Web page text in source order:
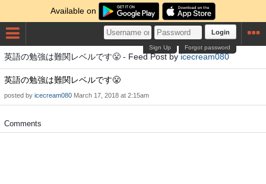
Available on
Login
Forgot password
Sign Up
英語の勉強は難関レベルです😤 - Feed Post byicecream080
英語の勉強は難関レベルです😤
posted by icecream080 March 17, 2018 at 2:15am
Comments